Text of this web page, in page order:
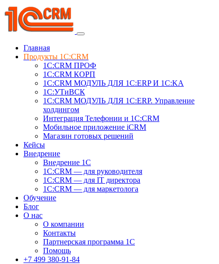
Главная
Продукты 1C:CRM
1С:CRM ПРОФ
1С:CRM КОРП
1С:CRM МОДУЛЬ ДЛЯ 1C:ERP И 1C:KA
1C:УТиВСК
1С:CRM МОДУЛЬ ДЛЯ 1C:ERP. Управление
холдингом
Интеграция Телефонии и 1C:CRM
Мобильное приложение iCRM
Магазин готовых решений
Кейсы
Внедрение
Внедрение 1C
1С:CRM — для руководителя
1С:CRM — для IT директора
1С:CRM — для маркетолога
Обучение
Блог
О нас
О компании
Контакты
Партнерская программа 1С
Помощь
+7 499 380-91-84